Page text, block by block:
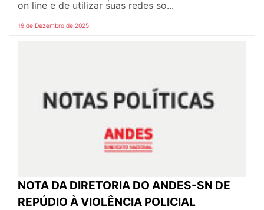
on line e de utilizar suas redes so...
19 de Dezembro de 2025
NOTA DA DIRETORIA DO ANDES-SN DE
REPÚDIO À VIOLÊNCIA POLICIAL